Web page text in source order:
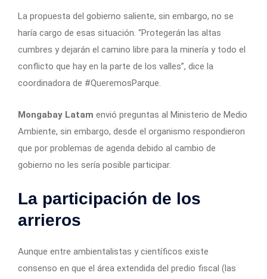
La propuesta del gobierno saliente, sin embargo, no se
haría cargo de esas situación. “Protegerán las altas
cumbres y dejarán el camino libre para la minería y todo el
conflicto que hay en la parte de los valles”, dice la
coordinadora de #QueremosParque.
Mongabay Latam envió preguntas al Ministerio de Medio
Ambiente, sin embargo, desde el organismo respondieron
que por problemas de agenda debido al cambio de
gobierno no les sería posible participar.
La participación de los
arrieros
Aunque entre ambientalistas y científicos existe
consenso en que el área extendida del predio fiscal (las